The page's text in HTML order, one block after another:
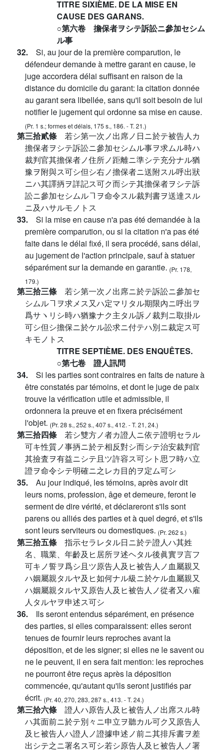
TITRE SIXIÈME. DE LA MISE EN
CAUSE DES GARANS.
○第六卷 擔保者ヲシテ訴訟ニ參加セシム
ル事
32. Si, au jour de la première comparution, le
défendeur demande à mettre garant en cause, le
juge accordera délai suffisant en raison de la
distance du domicile du garant: la citation donnée
au garant sera libellée, sans qu'il soit besoin de lui
notifier le jugement qui ordonne sa mise en cause.
(Pr. 1 s.; formes et délais, 175 s., 186. - T. 21.)
第三拾貳條 若シ第一次ノ出席ノ日ニ於テ被告人カ
擔保者ヲシテ訴訟ニ參加セシムル事ヲ求ムル時ハ
裁判官其擔保者ノ住所ノ距離ニ準シテ充分ナル猶
豫ヲ附與ス可シ但シ右ノ擔保者ニ送附スル呼出狀
ニハ其譯抦ヲ詳記ス可ク而シテ其擔保者ヲシテ訴
訟ニ參加セシムルヿヲ命令スル裁判書ヲ送達スル
ニ及ハサルモノトス
33. Si la mise en cause n'a pas été demandée à la
première comparution, ou si la citation n'a pas été
faite dans le délai fixé, il sera procédé, sans délai,
au jugement de l'action principale, sauf à statuer
séparément sur la demande en garantie. (Pr. 178,
179.)
第三拾三條 若シ第一次ノ出席ニ於テ訴訟ニ參加セ
シムルヿヲ求メス又ハ定マリタル期限內ニ呼出ヲ
爲サヽリシ時ハ猶豫ナク主タル訴ノ裁判ニ取掛ル
可シ但シ擔保ニ於ケル訟求ニ付テハ別ニ裁定ス可
キモノトス
TITRE SEPTIÈME. DES ENQUÊTES.
○第七卷 證人訊問
34. Si les parties sont contraires en faits de nature à
être constatés par témoins, et dont le juge de paix
trouve la vérification utile et admissible, il
ordonnera la preuve et en fixera précisément
l'objet. (Pr. 28 s., 252 s., 407 s., 412. - T. 21, 24.)
第三拾四條 若シ雙方ノ者カ證人ニ依テ證明セラル
可キ性質ノ事抦ニ於テ相反對シ而シテ治安裁判官
其撿査ヲ有益ニシテ且ツ許容ス可シト思フ時ハ立
證ヲ命令シテ明確ニ之レカ目的ヲ定ム可シ
35. Au jour indiqué, les témoins, après avoir dit
leurs noms, profession, âge et demeure, feront le
serment de dire vérité, et déclareront s'ils sont
parens ou alliés des parties et à quel degré, et s'ils
sont leurs serviteurs ou domestiques. (Pr. 262 s.)
第三拾五條 指示セラレタル日ニ於テ證人ハ其姓
名、職業、年齡及ヒ居所ヲ述ヘタル後眞實ヲ言フ
可キノ誓ヲ爲シ且ツ原告人及ヒ被告人ノ血屬親又
ハ姻屬親タルヤ及ヒ如何ナル級ニ於ケル血屬親又
ハ姻屬親タルヤ又原告人及ヒ被告人ノ從者又ハ雇
人タルヤヲ申述ス可シ
36. Ils seront entendus séparément, en présence
des parties, si elles comparaissent: elles seront
tenues de fournir leurs reproches avant la
déposition, et de les signer; si elles ne le savent ou
ne le peuvent, il en sera fait mention: les reproches
ne pourront être reçus après la déposition
commencée, qu'autant qu'ils seront justifiés par
écrit. (Pr. 40, 270, 283, 287 s., 413. - T. 24.)
第三拾六條 證人ハ原告人及ヒ被告人ノ出席スル時
ハ其面前ニ於テ別々ニ申立ヲ聽カル可ク又原告人
及ヒ被告人ハ證人ノ證據申述ノ前ニ其排斥書ヲ差
出シテ之ニ署名ス可シ若シ原告人及ヒ被告人ノ署